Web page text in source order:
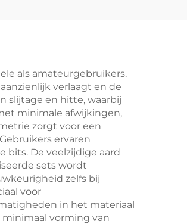
als amateurgebruikers.
verlaagt en de
slijtage en hitte, waarbij
minimale afwijkingen,
zorgt voor een
ervaren
bits. De veelzijdige aard
sets wordt
zelfs bij
voor
in het materiaal
vorming van